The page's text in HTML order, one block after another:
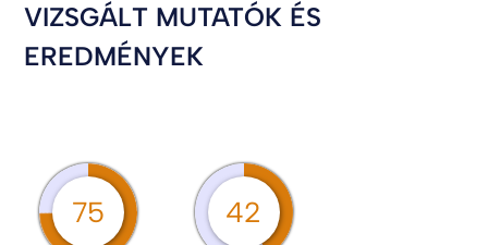
VIZSGÁLT MUTATÓK ÉS
EREDMÉNYEK
75 42